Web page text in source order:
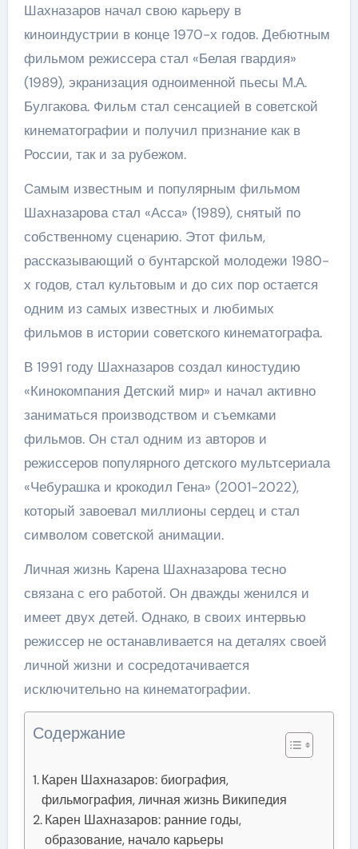
Шахназаров начал свою карьеру в
киноиндустрии в конце 1970-х годов. Дебютным
фильмом режиссера стал «Белая гвардия»
(1989), экранизация одноименной пьесы М.А.
Булгакова. Фильм стал сенсацией в советской
кинематографии и получил признание как в
России, так и за рубежом.
Cамым известным и популярным фильмом
Шахназарова стал «Асса» (1989), снятый по
собственному сценарию. Этот фильм,
рассказывающий о бунтарской молодежи 1980-
х годов, стал культовым и до сих пор остается
одним из самых известных и любимых
фильмов в истории советского кинематографа.
В 1991 году Шахназаров создал киностудию
«Кинокомпания Детский мир» и начал активно
заниматься производством и съемками
фильмов. Он стал одним из авторов и
режиссеров популярного детского мультсериала
«Чебурашка и крокодил Гена» (2001-2022),
который завоевал миллионы сердец и стал
символом советской анимации.
Личная жизнь Карена Шахназарова тесно
связана с его работой. Он дважды женился и
имеет двух детей. Однако, в своих интервью
режиссер не останавливается на деталях своей
личной жизни и сосредотачивается
исключительно на кинематографии.
Содержание
Карен Шахназаров: биография,
фильмография, личная жизнь Википедия
Карен Шахназаров: ранние годы,
образование, начало карьеры